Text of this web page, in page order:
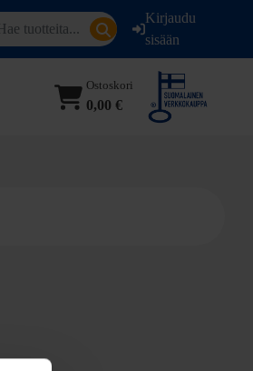
Kirjaudu
sisään
Ostoskori
0,00 €